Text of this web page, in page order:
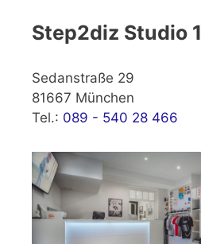
Step2diz Studio 1
Sedanstraße 29
81667 München
Tel.: 089 - 540 28 466